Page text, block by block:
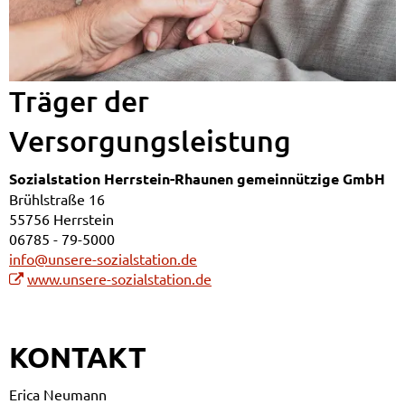
Träger der
Versorgungsleistung
Sozialstation Herrstein-Rhaunen gemeinnützige GmbH
Brühlstraße 16
55756 Herrstein
06785 - 79-5000
info@unsere-sozialstation.de
www.unsere-sozialstation.de
KONTAKT
Erica Neumann